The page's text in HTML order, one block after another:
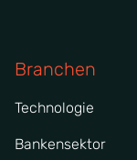
Branchen
Technologie
Bankensektor